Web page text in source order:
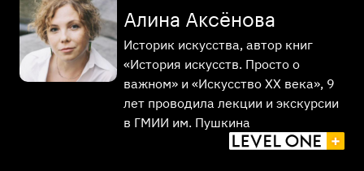
Алина Аксёнова
Историк искусства, автор книг
«История искусств. Просто о
важном» и «Искусство ХХ века», 9
лет проводила лекции и экскурсии
в ГМИИ им. Пушкина